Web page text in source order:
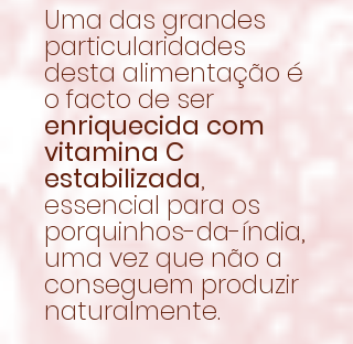
Uma das grandes
particularidades
desta alimentação é
o facto de ser
enriquecida com
vitamina C
estabilizada,
essencial para os
porquinhos-da-índia,
uma vez que não a
conseguem produzir
naturalmente.